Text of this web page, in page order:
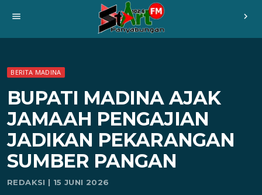
menu chevron_right
BERITA MADINA
BUPATI MADINA AJAK
JAMAAH PENGAJIAN
JADIKAN PEKARANGAN
SUMBER PANGAN
REDAKSI | 15 JUNI 2026